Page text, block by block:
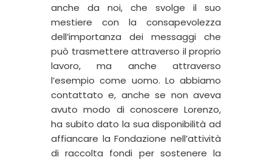
anche da noi, che svolge il suo
mestiere con la consapevolezza
dell’importanza dei messaggi che
può trasmettere attraverso il proprio
lavoro, ma anche attraverso
l’esempio come uomo. Lo abbiamo
contattato e, anche se non aveva
avuto modo di conoscere Lorenzo,
ha subito dato la sua disponibilità ad
affiancare la Fondazione nell’attività
di raccolta fondi per sostenere la